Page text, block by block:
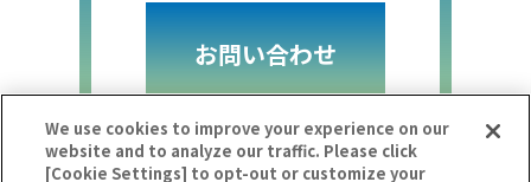
お問い合わせ
We use cookies to improve your experience on our
website and to analyze our traffic. Please click
[Cookie Settings] to opt-out or customize your